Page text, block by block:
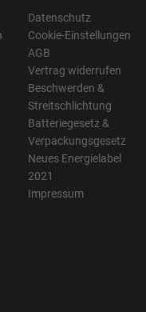
Datenschutz
Cookie-Einstellungen
AGB
Vertrag widerrufen
Beschwerden &
Streitschlichtung
Batteriegesetz &
Verpackungsgesetz
Neues Energielabel
2021
Impressum